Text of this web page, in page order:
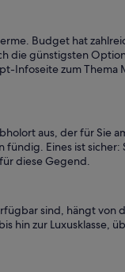
Budget hat
die günstigsten
Infoseite zum
aus, der für Sie
Eines ist
diese Gegend.
sind, hängt von
hin zur Luxusklasse,